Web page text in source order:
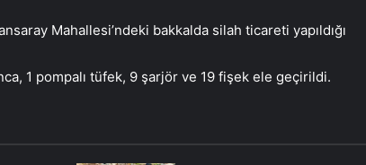
Mahallesi’ndeki bakkalda silah ticareti yapıldığı
1 pompalı tüfek, 9 şarjör ve 19 fişek ele geçirildi.